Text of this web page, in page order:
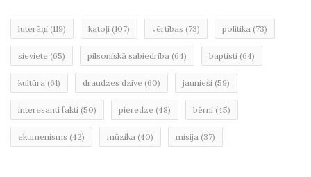
luterāņi (119) katoļi (107) vērtības (73) politika (73)
sieviete (65) pilsoniskā sabiedrība (64) baptisti (64)
kultūra (61) draudzes dzīve (60) jaunieši (59)
interesanti fakti (50) pieredze (48) bērni (45)
ekumenisms (42) mūzika (40) misija (37)